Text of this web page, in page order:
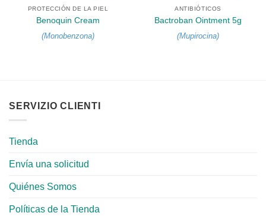
PROTECCIÓN DE LA PIEL
Benoquin Cream
(Monobenzona)
ANTIBIÓTICOS
Bactroban Ointment 5g
(Mupirocina)
SERVIZIO CLIENTI
Tienda
Envía una solicitud
Quiénes Somos
Políticas de la Tienda